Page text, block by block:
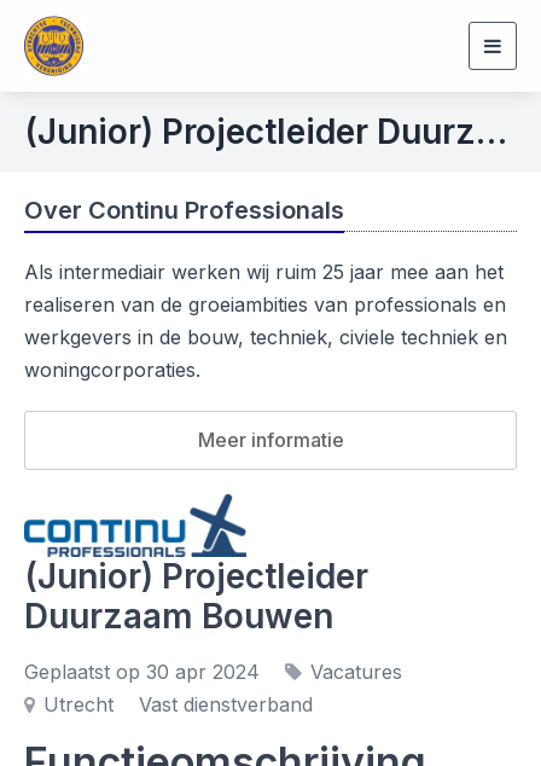
(Junior) Projectleider Duurzaam Bouwen
Over Continu Professionals
Als intermediair werken wij ruim 25 jaar mee aan het
realiseren van de groeiambities van professionals en
werkgevers in de bouw, techniek, civiele techniek en
woningcorporaties.
Meer informatie
(Junior) Projectleider
Duurzaam Bouwen
Geplaatst op 30 apr 2024
Vacatures
Utrecht
Vast dienstverband